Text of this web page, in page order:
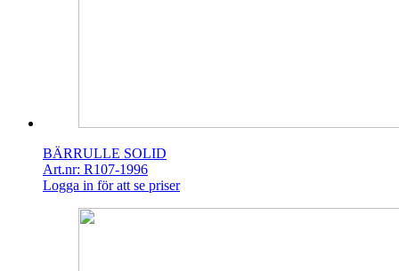
BÄRRULLE SOLID
Art.nr: R107-1996
Logga in för att se priser